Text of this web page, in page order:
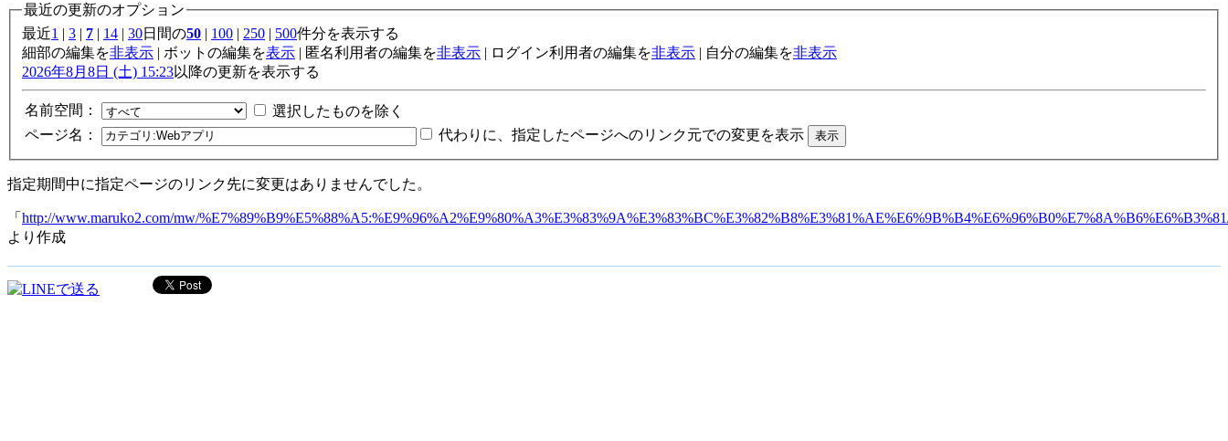
最近の更新のオプション
最近1 3 7 14 30日間の50 100 250 500件分を表示する
細部の編集を非表示 | ボットの編集を表示 | 匿名利用者の編集を非表示 | ログイン利用者の編集を非表示 | 自分の編集を非表示
2026年8月8日 (土) 15:23以降の更新を表示する
名前空間：
選択したものを除く
ページ名：
代わりに、指定したページへのリンク元での変更を表示
指定期間中に指定ページのリンク先に変更はありませんでした。
「 http://www.maruko2.com/mw/
より作成